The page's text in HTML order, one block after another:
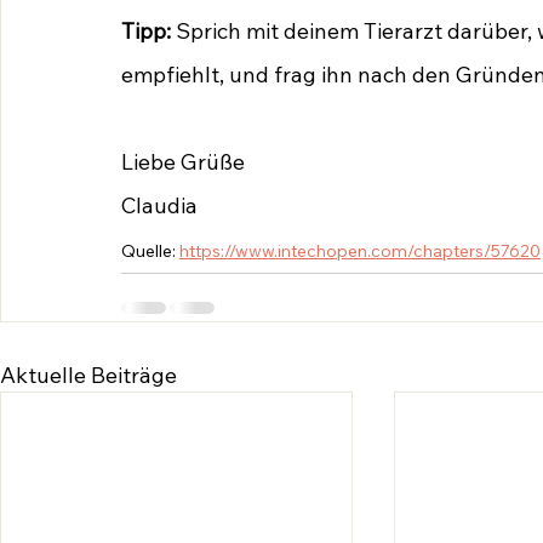
Tipp: Sprich mit deinem Tierarzt
empfiehlt, und frag ihn nach den
Liebe Grüße
Claudia
Quelle: https://www.intechopen.com/chapters/57620
Aktuelle Beiträge